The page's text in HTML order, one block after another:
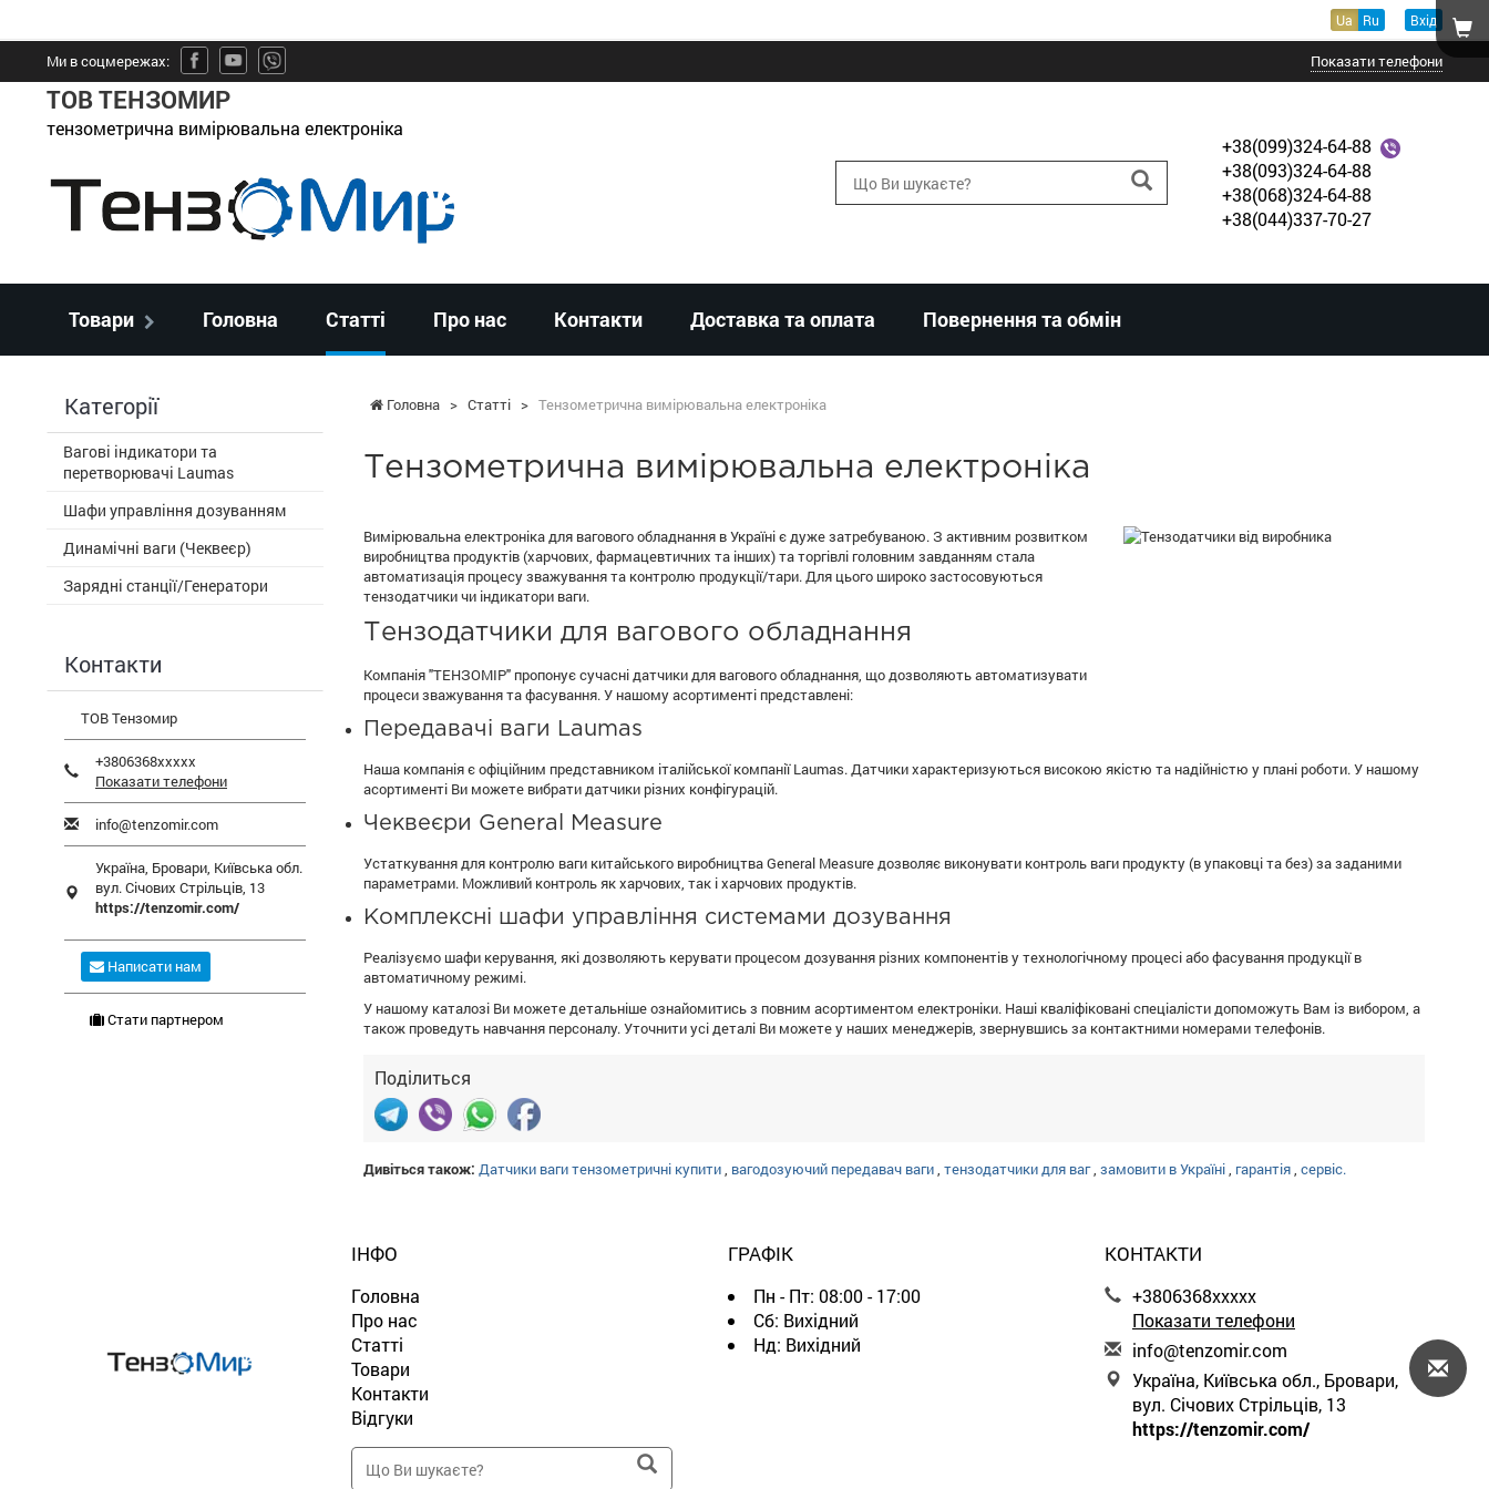
Ua Ru Вхід
Ми в соцмережах: Показати телефони
ТОВ ТЕНЗОМИР
тензометрична вимірювальна електроніка
+38(099)324-64-88
+38(093)324-64-88
+38(068)324-64-88
+38(044)337-70-27
Товари Головна Статті Про нас Контакти Доставка та оплата Повернення та обмін
Головна > Статті > Тензометрична вимірювальна електроніка
Тензометрична вимірювальна електроніка
Вимірювальна електроніка для вагового обладнання в Україні є дуже затребуваною. З активним розвитком
виробництва продуктів (харчових, фармацевтичних та інших) та торгівлі головним завданням стала
автоматизація процесу зважування та контролю продукції/тари. Для цього широко застосовуються
тензодатчики чи індикатори ваги.
Тензодатчики для вагового обладнання
Компанія "ТЕНЗОМІР" пропонує сучасні датчики для вагового обладнання, що дозволяють автоматизувати
процеси зважування та фасування. У нашому асортименті представлені:
Передавачі ваги Laumas
Наша компанія є офіційним представником італійської компанії Laumas. Датчики характеризуються високою якістю та надійністю у плані роботи. У нашому
асортименті Ви можете вибрати датчики різних конфігурацій.
Чеквеєри General Measure
Устаткування для контролю ваги китайського виробництва General Measure дозволяє виконувати контроль ваги продукту (в упаковці та без) за заданими
параметрами. Можливий контроль як харчових, так і харчових продуктів.
Комплексні шафи управління системами дозування
Реалізуємо шафи керування, які дозволяють керувати процесом дозування різних компонентів у технологічному процесі або фасування продукції в
автоматичному режимі.
У нашому каталозі Ви можете детальніше ознайомитись з повним асортиментом електроніки. Наші кваліфіковані спеціалісти допоможуть Вам із вибором, а
також проведуть навчання персоналу. Уточнити усі деталі Ви можете у наших менеджерів, звернувшись за контактними номерами телефонів.
Поділиться
Дивіться також: Датчики ваги тензометричні купити, вагодозуючий передавач ваги, тензодатчики для ваг, замовити в Україні, гарантія, сервіс.
Категорії
Вагові індикатори та
перетворювачі Laumas
Шафи управління дозуванням
Динамічні ваги (Чеквеєр)
Зарядні станції/Генератори
Контакти
ТОВ Тензомир
+3806368xxxxx
Показати телефони
info@tenzomir.com
Україна, Бровари, Київська обл.
вул. Січових Стрільців, 13
https://tenzomir.com/
Написати нам
Стати партнером
ІНФО
Головна
Про нас
Статті
Товари
Контакти
Відгуки
ГРАФІК
Пн - Пт: 08:00 - 17:00
Сб: Вихідний
Нд: Вихідний
КОНТАКТИ
+3806368xxxxx
Показати телефони
info@tenzomir.com
Україна, Київська обл., Бровари,
вул. Січових Стрільців, 13
https://tenzomir.com/